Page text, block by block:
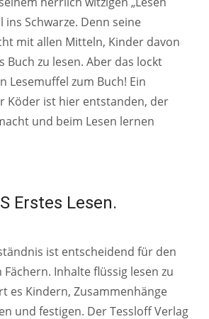
Schwarze. Denn seine
mit allen Mitteln, Kinder davon
Buch zu lesen. Aber das lockt
Lesemuffel zum Buch! Ein
Köder ist hier entstanden, der
und beim Lesen lernen
Erstes Lesen.
ist entscheidend für den
Inhalte flüssig lesen zu
es Kindern, Zusammenhänge
und festigen. Der Tessloff Verlag